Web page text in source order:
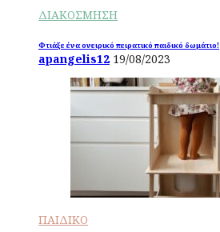
ΔΙΑΚΟΣΜΗΣΗ
Φτιάξε ένα ονειρικό πειρατικό παιδικό δωμάτιο!
apangelis12 19/08/2023
ΠΑΙΔΙΚΟ